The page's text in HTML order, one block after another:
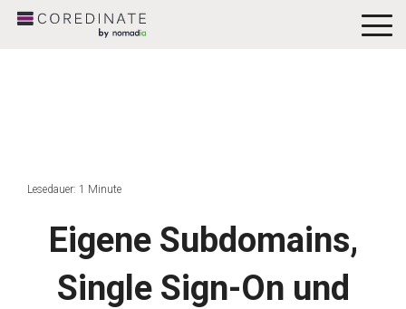
Lesedauer: 1 Minute
Eigene Subdomains,
Single Sign-On und